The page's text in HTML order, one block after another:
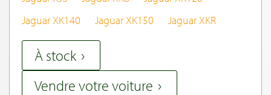
Jaguar XK140
Jaguar XK150 Jaguar XKR
À stock
Vendre votre voiture